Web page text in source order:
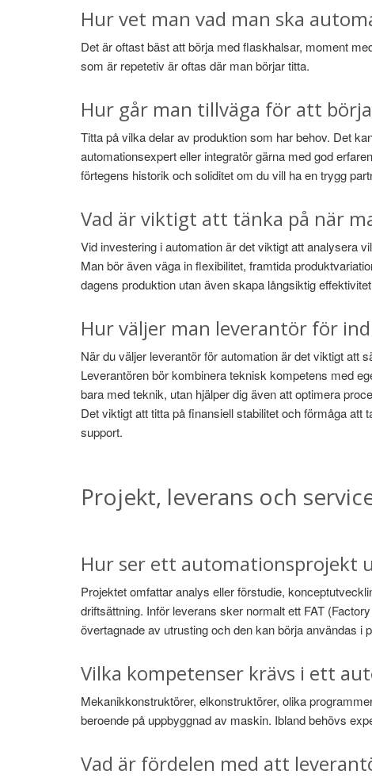
Hur vet man vad man ska
Det är oftast bäst att börja med flaskhalsar, moment
som är repetetiv är oftas där man börjar titta.
Hur går man tillväga för att
Titta på vilka delar av produktion som har behov. Det
automationsexpert eller integratör gärna med god
förtegens historik och soliditet om du vill ha en trygg
Vad är viktigt att tänka på när
Vid investering i automation är det viktigt att analysera
Man bör även väga in flexibilitet, framtida
dagens produktion utan även skapa långsiktig
Hur väljer man leverantör för
När du väljer leverantör för automation är det viktigt att
Leverantören bör kombinera teknisk kompetens med
bara med teknik, utan hjälper dig även att optimera
Det viktigt att titta på finansiell stabilitet och förmåga
support.
Projekt, leverans och
Hur ser ett automationsprojekt
Projektet omfattar analys eller förstudie,
driftsättning. Inför leverans sker normalt ett FAT
övertagnade av utrusting och den kan börja användas i
Vilka kompetenser krävs i ett
Mekanikkonstruktörer, elkonstruktörer, olika
beroende på uppbyggnad av maskin. Ibland behövs
Vad är fördelen med att